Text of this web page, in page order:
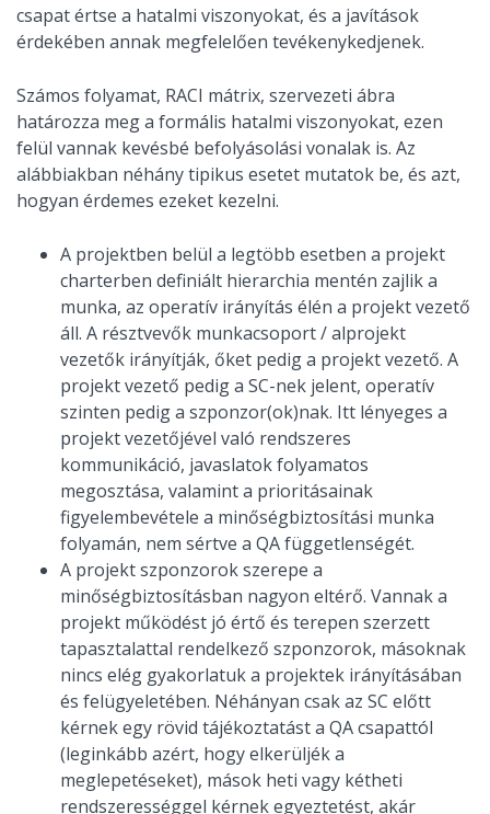
csapat értse a hatalmi viszonyokat, és a javítások
érdekében annak megfelelően tevékenykedjenek.
Számos folyamat, RACI mátrix, szervezeti ábra
határozza meg a formális hatalmi viszonyokat, ezen
felül vannak kevésbé befolyásolási vonalak is. Az
alábbiakban néhány tipikus esetet mutatok be, és azt,
hogyan érdemes ezeket kezelni.
A projektben belül a legtöbb esetben a projekt
charterben definiált hierarchia mentén zajlik a
munka, az operatív irányítás élén a projekt vezető
áll. A résztvevők munkacsoport / alprojekt
vezetők irányítják, őket pedig a projekt vezető. A
projekt vezető pedig a SC-nek jelent, operatív
szinten pedig a szponzor(ok)nak. Itt lényeges a
projekt vezetőjével való rendszeres
kommunikáció, javaslatok folyamatos
megosztása, valamint a prioritásainak
figyelembevétele a minőségbiztosítási munka
folyamán, nem sértve a QA függetlenségét.
A projekt szponzorok szerepe a
minőségbiztosításban nagyon eltérő. Vannak a
projekt működést jó értő és terepen szerzett
tapasztalattal rendelkező szponzorok, másoknak
nincs elég gyakorlatuk a projektek irányításában
és felügyeletében. Néhányan csak az SC előtt
kérnek egy rövid tájékoztatást a QA csapattól
(leginkább azért, hogy elkerüljék a
meglepetéseket), mások heti vagy kétheti
rendszerességgel kérnek egyeztetést, akár